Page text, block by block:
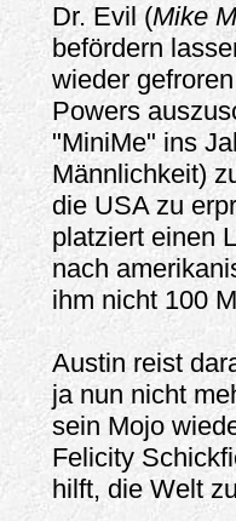
Dr. Evil (Mike
befördern
wieder
Powers
"MiniMe" ins
Männlichkeit)
die USA zu
platziert einen
nach
ihm nicht 100
Austin reist
ja nun nicht
sein Mojo
Felicity
hilft, die Welt